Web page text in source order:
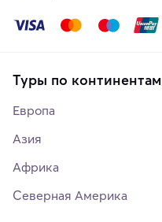
Туры по континентам
Европа
Азия
Африка
Северная Америка